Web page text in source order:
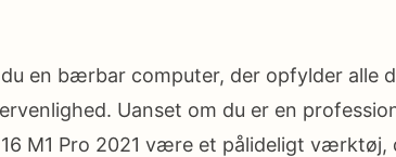
en bærbar computer, der opfylder alle
Uanset om du er en
M1 Pro 2021 være et pålideligt værktøj,